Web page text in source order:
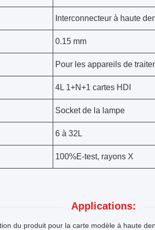
Interconnecteur à haute
0.15 mm
Pour les appareils de
4L 1+N+1 cartes HDI
Socket de la lampe
6 à 32L
100%E-test, rayons X
Applications:
du produit pour la carte modèle à haute